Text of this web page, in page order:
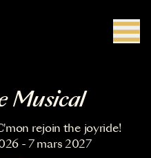
Musical
rejoin the joyride!
- 7 mars 2027